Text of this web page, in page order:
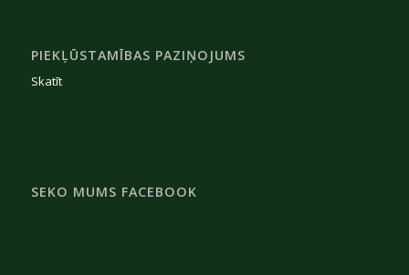
PIEKĻŪSTAMĪBAS PAZIŅOJUMS
Skatīt
SEKO MUMS FACEBOOK